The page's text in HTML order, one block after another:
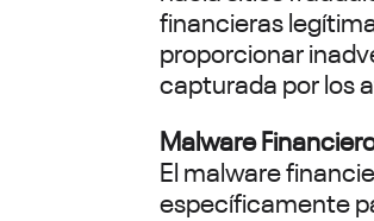
financieras
proporcionar
capturada por los
Malware
El malware
específicamente